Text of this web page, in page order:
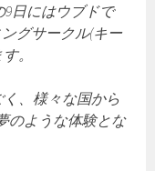
9日にはウブドで
グサークル(キー
。
、様々な国から
のような体験とな